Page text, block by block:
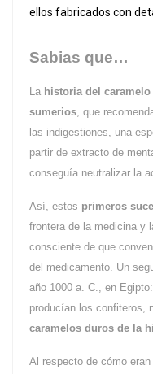
ellos fabricados con
Sabias que…
La historia del caramelo
sumerios, que
las indigestiones, una
partir de extracto de
conseguía neutralizar la
Así, estos primeros
frontera de la medicina y
consciente de que
del medicamento. Un
año 1000 a. C., en
producían los confiteros,
caramelos duros de la
Al respecto de cómo